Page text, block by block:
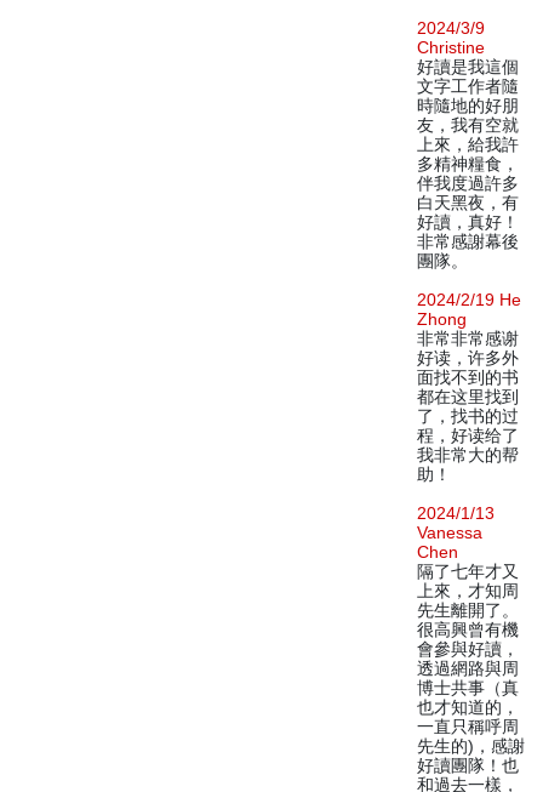
2024/3/9
Christine
好讀是我這個
文字工作者隨
時隨地的好朋
友，我有空就
上來，給我許
多精神糧食，
伴我度過許多
白天黑夜，有
好讀，真好！
非常感謝幕後
團隊。
2024/2/19 He
Zhong
非常非常感谢
好读，许多外
面找不到的书
都在这里找到
了，找书的过
程，好读给了
我非常大的帮
助！
2024/1/13
Vanessa
Chen
隔了七年才又
上來，才知周
先生離開了。
很高興曾有機
會參與好讀，
透過網路與周
博士共事（真
也才知道的，
一直只稱呼周
先生的)，感謝
好讀團隊！也
和過去一樣，